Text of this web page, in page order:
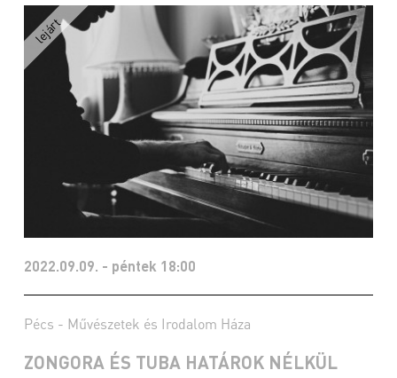
2022.09.09. - péntek 18:00
Pécs - Művészetek és Irodalom Háza
ZONGORA ÉS TUBA HATÁROK NÉLKÜL